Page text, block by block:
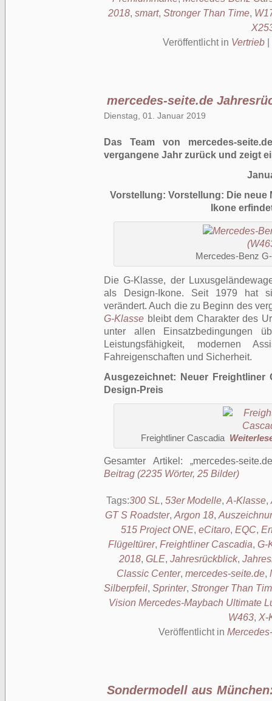
2018, smart, Stronger Than Time,
Veröffentlicht in Vertrieb
mercedes-seite.de
Dienstag, 01. Januar 2019
Das Team von mercedes-
vergangene Jahr zurück und zeigt
Vorstellung: Vorstellung: Die neue
Ikone
Mercedes-Benz
Die G-Klasse, der
als Design-Ikone. Seit 1979 hat
verändert. Auch die zu Beginn des
G-Klasse bleibt dem Charakter des
unter allen Einsatzbedingungen
Leistungsfähigkeit, modernen
Fahreigenschaften und Sicherheit.
Ausgezeichnet: Neuer Freightliner
Design-Preis
Freightliner Cascadia
Gesamter Artikel: mercedes-
Beitrag (2235 Wörter, 25 Bilder)
Tags:300 SL, 53er Modelle, A-Klasse,
GT S Roadster, Argon 18,
515 Project ONE, eCitaro, EQC,
Flügeltürer, Freightliner Cascadia, G-
2018, GLE, Jahresrückblick,
Classic Center, mercedes-seite.de,
Silberpfeil, Sprinter, Stronger Than
Vision Mercedes-Maybach Ultimate
W463, X-
Veröffentlicht in
Sondermodell aus